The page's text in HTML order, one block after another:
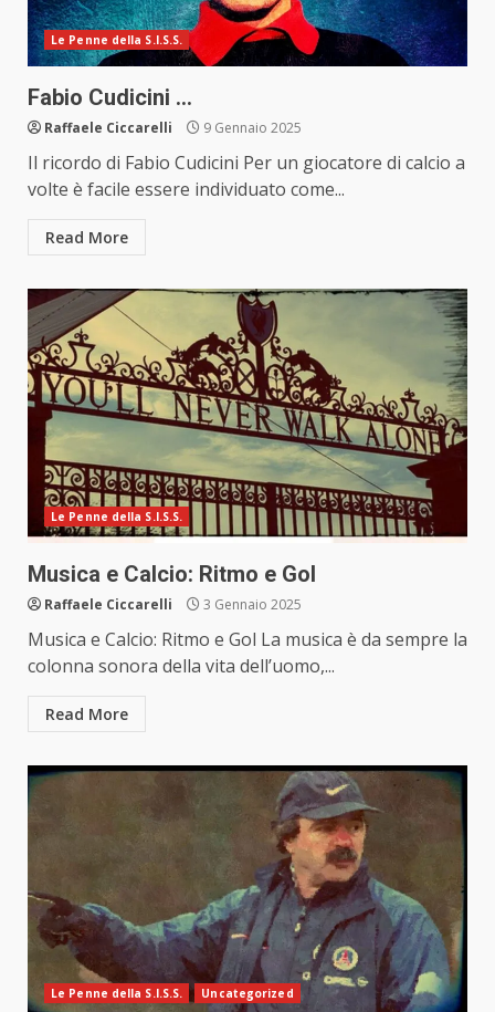
Le Penne della S.I.S.S.
Fabio Cudicini …
Raffaele Ciccarelli 9 Gennaio 2025
Il ricordo di Fabio Cudicini Per un giocatore di calcio a
volte è facile essere individuato come...
Read More
Le Penne della S.I.S.S.
Musica e Calcio: Ritmo e Gol
Raffaele Ciccarelli 3 Gennaio 2025
Musica e Calcio: Ritmo e Gol La musica è da sempre la
colonna sonora della vita dell’uomo,...
Read More
Le Penne della S.I.S.S. Uncategorized